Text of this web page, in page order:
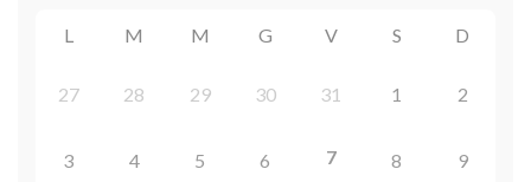
L M M G V S D
27 28 29 30 31 1 2
3 4 5 6 7 8 9